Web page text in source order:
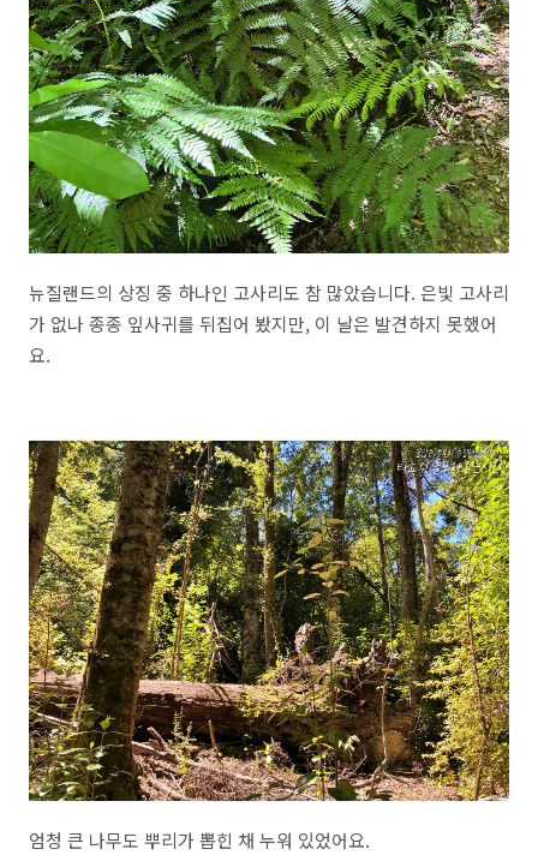
뉴질랜드의 상징 중 하나인 고사리도 참 많았습니다. 은빛 고사리
가 없나 종종 잎사귀를 뒤집어 봤지만, 이 날은 발견하지 못했어
요.
엄청 큰 나무도 뿌리가 뽑힌 채 누워 있었어요.